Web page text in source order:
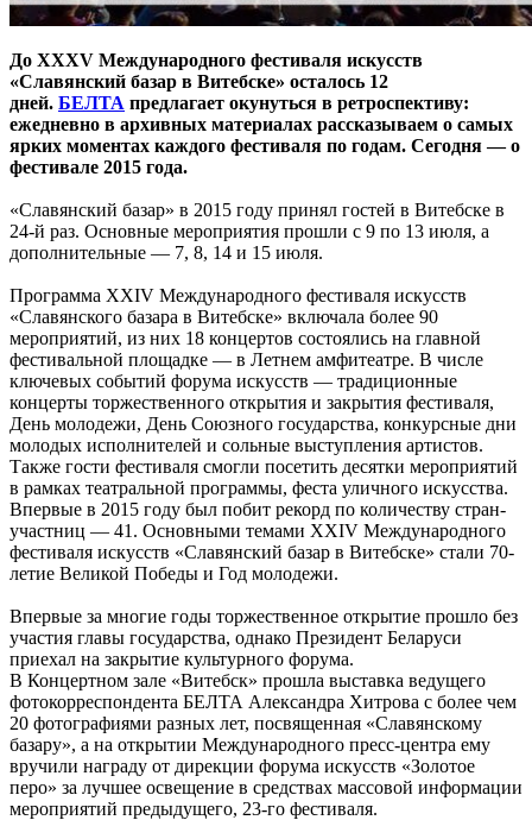
До XXXV Международного фестиваля искусств
«Славянский базар в Витебске» осталось 12
дней. БЕЛТА предлагает окунуться в ретроспективу:
ежедневно в архивных материалах рассказываем о самых
ярких моментах каждого фестиваля по годам. Сегодня — о
фестивале 2015 года.
«Славянский базар» в 2015 году принял гостей в Витебске в
24-й раз. Основные мероприятия прошли с 9 по 13 июля, а
дополнительные — 7, 8, 14 и 15 июля.
Программа XXIV Международного фестиваля искусств
«Славянского базара в Витебске» включала более 90
мероприятий, из них 18 концертов состоялись на главной
фестивальной площадке — в Летнем амфитеатре. В числе
ключевых событий форума искусств — традиционные
концерты торжественного открытия и закрытия фестиваля,
День молодежи, День Союзного государства, конкурсные дни
молодых исполнителей и сольные выступления артистов.
Также гости фестиваля смогли посетить десятки мероприятий
в рамках театральной программы, феста уличного искусства.
Впервые в 2015 году был побит рекорд по количеству стран-
участниц — 41. Основными темами XXIV Международного
фестиваля искусств «Славянский базар в Витебске» стали 70-
летие Великой Победы и Год молодежи.
Впервые за многие годы торжественное открытие прошло без
участия главы государства, однако Президент Беларуси
приехал на закрытие культурного форума.
В Концертном зале «Витебск» прошла выставка ведущего
фотокорреспондента БЕЛТА Александра Хитрова с более чем
20 фотографиями разных лет, посвященная «Славянскому
базару», а на открытии Международного пресс-центра ему
вручили награду от дирекции форума искусств «Золотое
перо» за лучшее освещение в средствах массовой информации
мероприятий предыдущего, 23-го фестиваля.